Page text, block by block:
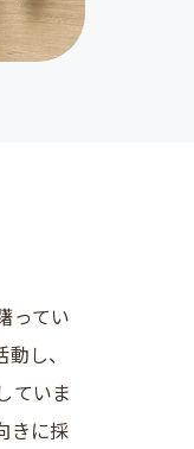
ってい
し、
ていま
きに採